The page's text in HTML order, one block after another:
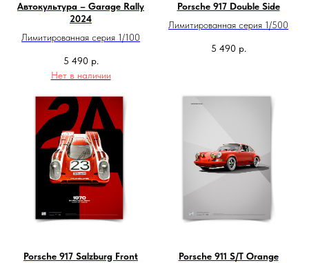
Автокультура – Garage Rally
2024
Лимитированная серия 1/100
5 490 р.
Нет в наличии
Porsche 917 Double Side
Лимитированная серия 1/500
5 490 р.
Porsche 917 Salzburg Front
Porsche 911 S/T Orange